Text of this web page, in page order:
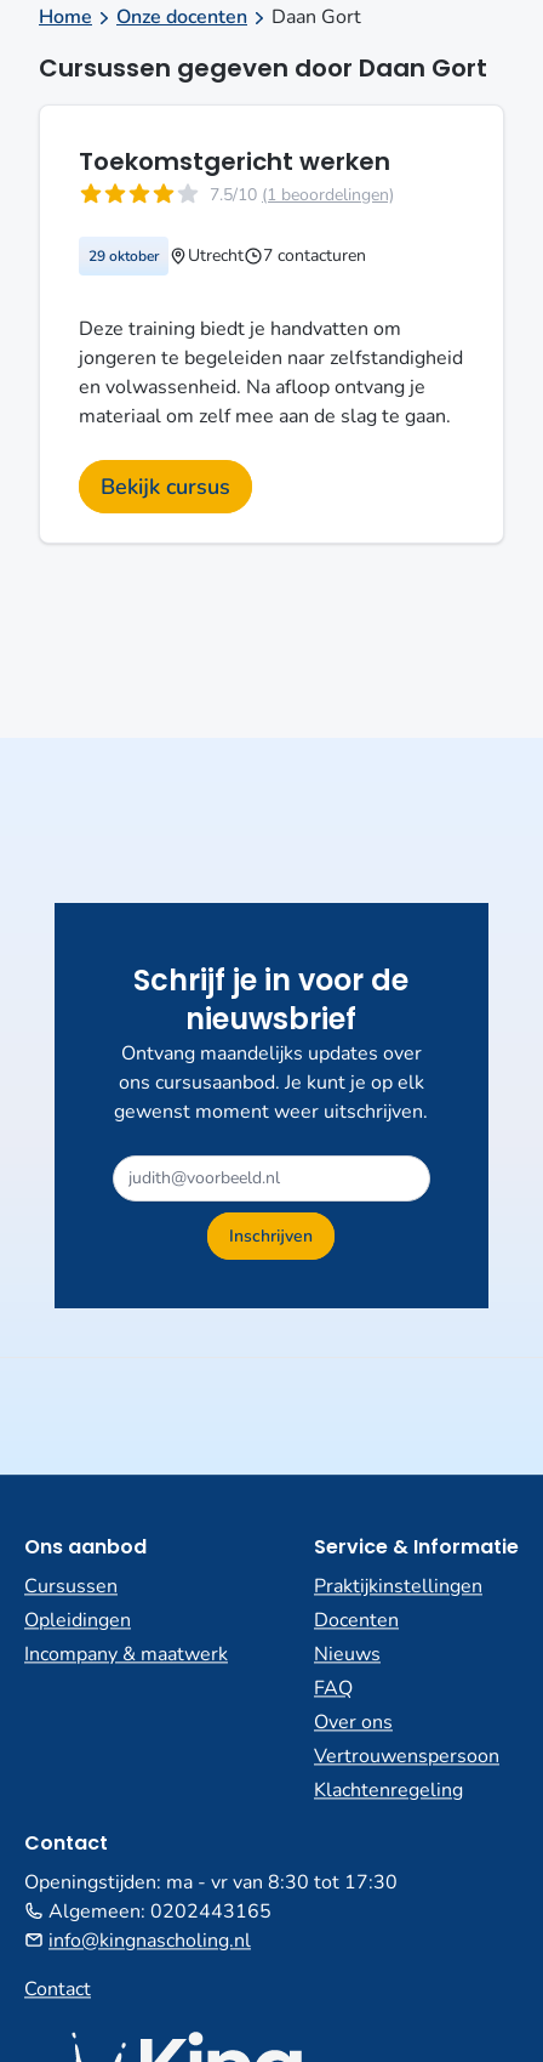
Home Onze docenten Daan Gort
Cursussen gegeven door Daan Gort
Toekomstgericht werken
7.5/10 (1 beoordelingen)
29 oktober Utrecht 7 contacturen
Deze training biedt je handvatten om
jongeren te begeleiden naar zelfstandigheid
en volwassenheid. Na afloop ontvang je
materiaal om zelf mee aan de slag te gaan.
Bekijk cursus
Schrijf je in voor de
nieuwsbrief
Ontvang maandelijks updates over
ons cursusaanbod. Je kunt je op elk
gewenst moment weer uitschrijven.
Dit
veld
Inschrijven
Ons aanbod
Cursussen
Opleidingen
Incompany & maatwerk
Service & Informatie
Praktijkinstellingen
Docenten
Nieuws
FAQ
Over ons
Vertrouwenspersoon
Klachtenregeling
Contact
Openingstijden: ma - vr van 8:30 tot 17:30
Algemeen: 0202443165
info@kingnascholing.nl
Contact